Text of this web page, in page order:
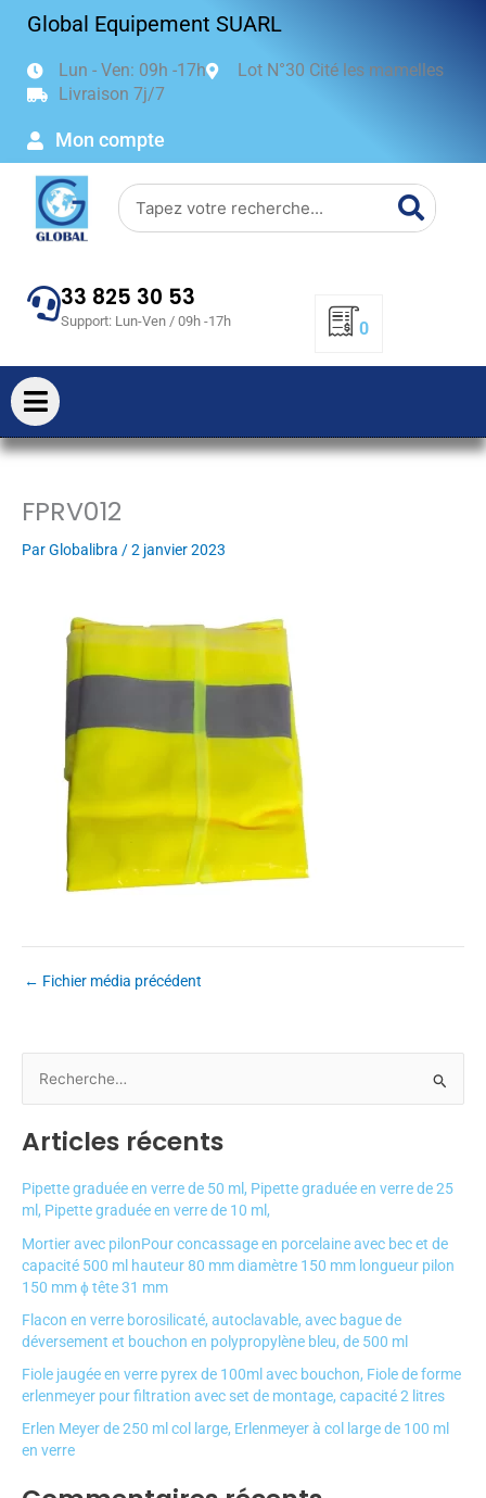
Global Equipement SUARL
Lun - Ven: 09h -17h
Lot N°30 Cité les mamelles
Livraison 7j/7
Mon compte
Search
33 825 30 53
Support: Lun-Ven / 09h -17h 0
FPRV012
ParGlobalibra /2 janvier 2023
← Fichier média précédent
c
c
h
e
r
:
Articles récents
Pipette graduée en verre de 50 ml, Pipette graduée en verre de 25
ml, Pipette graduée en verre de 10 ml,
Mortier avec pilonPour concassage en porcelaine avec bec et de
capacité 500 ml hauteur 80 mm diamètre 150 mm longueur pilon
150 mm ɸ tête 31 mm
Flacon en verre borosilicaté, autoclavable, avec bague de
déversement et bouchon en polypropylène bleu, de 500 ml
Fiole jaugée en verre pyrex de 100ml avec bouchon, Fiole de forme
erlenmeyer pour filtration avec set de montage, capacité 2 litres
Erlen Meyer de 250 ml col large, Erlenmeyer à col large de 100 ml
en verre